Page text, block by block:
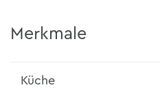
Merkmale
Küche